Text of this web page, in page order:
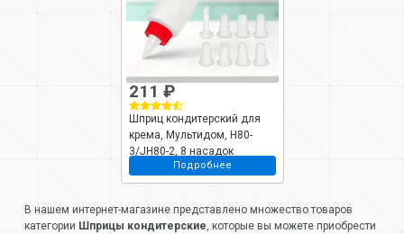
211 ₽
Шприц кондитерский для
крема, Мультидом, Н80-
3/JH80-2, 8 насадок
Подробнее
В нашем интернет-магазине представлено множество товаров
категории Шприцы кондитерские, которые вы можете приобрести